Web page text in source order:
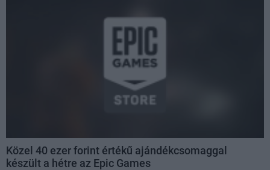
Közel 40 ezer forint értékű ajándékcsomaggal
készült a hétre az Epic Games